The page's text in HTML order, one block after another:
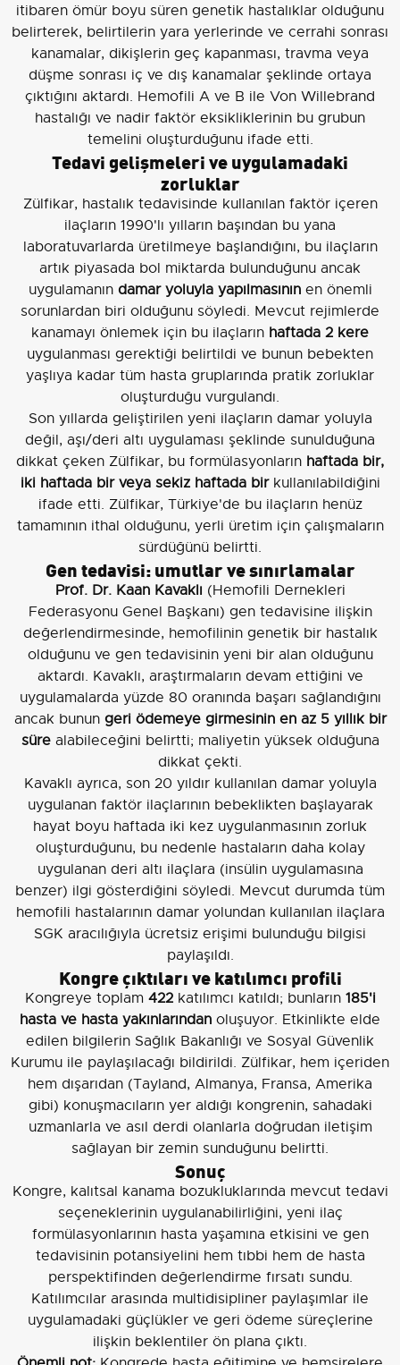
itibaren ömür boyu süren genetik hastalıklar olduğunu
belirterek, belirtilerin yara yerlerinde ve cerrahi sonrası
kanamalar, dikişlerin geç kapanması, travma veya
düşme sonrası iç ve dış kanamalar şeklinde ortaya
çıktığını aktardı. Hemofili A ve B ile Von Willebrand
hastalığı ve nadir faktör eksikliklerinin bu grubun
temelini oluşturduğunu ifade etti.
Tedavi gelişmeleri ve uygulamadaki
zorluklar
Zülfikar, hastalık tedavisinde kullanılan faktör içeren
ilaçların 1990'lı yılların başından bu yana
laboratuvarlarda üretilmeye başlandığını, bu ilaçların
artık piyasada bol miktarda bulunduğunu ancak
uygulamanın damar yoluyla yapılmasınınen önemli
sorunlardan biri olduğunu söyledi. Mevcut rejimlerde
kanamayı önlemek için bu ilaçların haftada 2 kere
uygulanması gerektiği belirtildi ve bunun bebekten
yaşlıya kadar tüm hasta gruplarında pratik zorluklar
oluşturduğu vurgulandı.
Son yıllarda geliştirilen yeni ilaçların damar yoluyla
değil, aşı/deri altı uygulaması şeklinde sunulduğuna
dikkat çeken Zülfikar, bu formülasyonların haftada bir,
iki haftada bir veya sekiz haftada birkullanılabildiğini
ifade etti. Zülfikar, Türkiye'de bu ilaçların henüz
tamamının ithal olduğunu, yerli üretim için çalışmaların
sürdüğünü belirtti.
Gen tedavisi: umutlar ve sınırlamalar
Prof. Dr. Kaan Kavaklı (Hemofili Dernekleri
Federasyonu Genel Başkanı) gen tedavisine ilişkin
değerlendirmesinde, hemofilinin genetik bir hastalık
olduğunu ve gen tedavisinin yeni bir alan olduğunu
aktardı. Kavaklı, araştırmaların devam ettiğini ve
uygulamalarda yüzde 80 oranında başarı sağlandığını
ancak bunun geri ödemeye girmesinin en az 5 yıllık bir
sürealabileceğini belirtti; maliyetin yüksek olduğuna
dikkat çekti.
Kavaklı ayrıca, son 20 yıldır kullanılan damar yoluyla
uygulanan faktör ilaçlarının bebeklikten başlayarak
hayat boyu haftada iki kez uygulanmasının zorluk
oluşturduğunu, bu nedenle hastaların daha kolay
uygulanan deri altı ilaçlara (insülin uygulamasına
benzer) ilgi gösterdiğini söyledi. Mevcut durumda tüm
hemofili hastalarının damar yolundan kullanılan ilaçlara
SGK aracılığıyla ücretsiz erişimi bulunduğu bilgisi
paylaşıldı.
Kongre çıktıları ve katılımcı profili
Kongreye toplam 422katılımcı katıldı; bunların 185'i
hasta ve hasta yakınlarından oluşuyor. Etkinlikte elde
edilen bilgilerin Sağlık Bakanlığı ve Sosyal Güvenlik
Kurumu ile paylaşılacağı bildirildi. Zülfikar, hem içeriden
hem dışarıdan (Tayland, Almanya, Fransa, Amerika
gibi) konuşmacıların yer aldığı kongrenin, sahadaki
uzmanlarla ve asıl derdi olanlarla doğrudan iletişim
sağlayan bir zemin sunduğunu belirtti.
Sonuç
Kongre, kalıtsal kanama bozukluklarında mevcut tedavi
seçeneklerinin uygulanabilirliğini, yeni ilaç
formülasyonlarının hasta yaşamına etkisini ve gen
tedavisinin potansiyelini hem tıbbi hem de hasta
perspektifinden değerlendirme fırsatı sundu.
Katılımcılar arasında multidisipliner paylaşımlar ile
uygulamadaki güçlükler ve geri ödeme süreçlerine
ilişkin beklentiler ön plana çıktı.